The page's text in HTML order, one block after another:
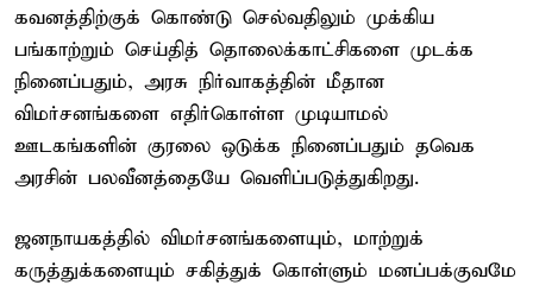
கவனத்திற்குக் கொண்டு செல்வதிலும் முக்கிய
பங்காற்றும் செய்தித் தொலைக்காட்சிகளை முடக்க
நினைப்பதும், அரசு நிர்வாகத்தின் மீதான
விமர்சனங்களை எதிர்கொள்ள முடியாமல்
ஊடகங்களின் குரலை ஒடுக்க நினைப்பதும் தவெக
அரசின் பலவீனத்தையே வெளிப்படுத்துகிறது.
ஜனநாயகத்தில் விமர்சனங்களையும், மாற்றுக்
கருத்துக்களையும் சகித்துக் கொள்ளும் மனப்பக்குவமே